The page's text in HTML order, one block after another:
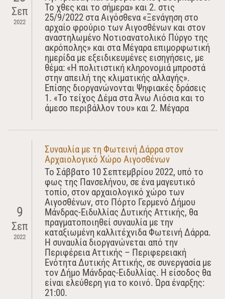
Σεπ
2022
Το χθες και το σήμερα» και 2. στις
25/9/2022 στα Αιγόσθενα «Ξενάγηση στο
αρχαίο φρούριο των Αιγοσθένων και στον
αναστηλωμένο Νοτιοανατολικό Πύργο της
ακρόπολης» και στα Μέγαρα επιμορφωτική
ημερίδα με εξειδικευμένες εισηγήσεις, με
θέμα: «Η πολιτιστική κληρονομιά μπροστά
στην απειλή της κλιματικής αλλαγής».
Επίσης διοργανώνονται Ψηφιακές δράσεις
1. «Το τείχος Δέμα στα Άνω Λιόσια και το
άμεσο περιβάλλον του» και 2. Μέγαρα
9
Σεπ
2022
Συναυλία με τη Φωτεινή Δάρρα στον
Αρχαιολογικό Χώρο Αιγοσθένων
Το Σάββατο 10 Σεπτεμβρίου 2022, υπό το
φως της Πανσελήνου, σε ένα μαγευτικό
τοπίο, στον αρχαιολογικό χώρο των
Αιγοσθένων, στο Πόρτο Γερμενό Δήμου
Μάνδρας-Ειδυλλίας Δυτικής Αττικής, θα
πραγματοποιηθεί συναυλία με την
καταξιωμένη καλλιτέχνιδα Φωτεινή Δάρρα.
Η συναυλία διοργανώνεται από την
Περιφέρεια Αττικής – Περιφερειακή
Ενότητα Δυτικής Αττικής, σε συνεργασία με
τον Δήμο Μάνδρας-Ειδυλλίας. Η είσοδος θα
είναι ελεύθερη για το κοινό. Ώρα έναρξης:
21:00.